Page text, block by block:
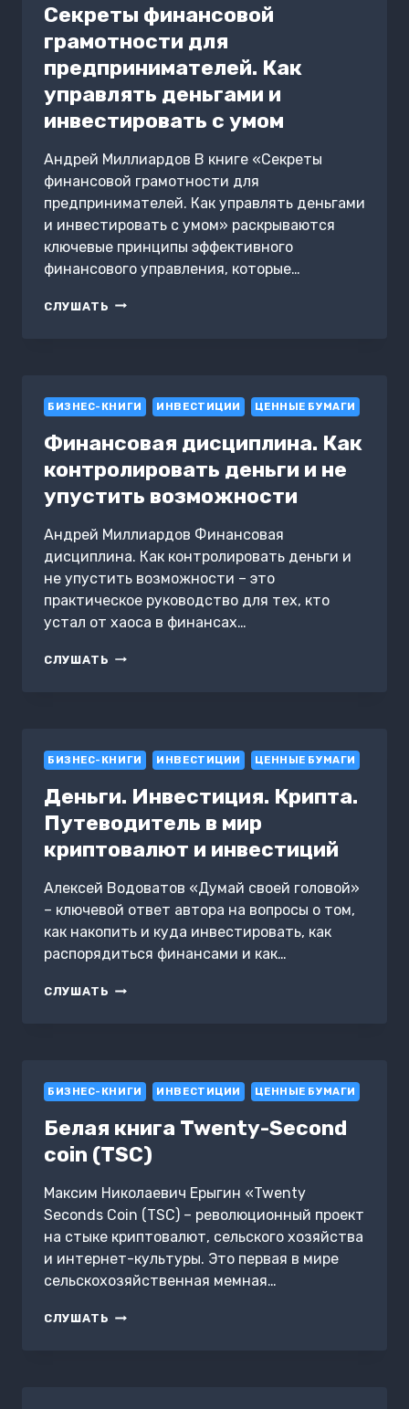
Секреты финансовой
грамотности для
предпринимателей. Как
управлять деньгами и
инвестировать с умом
Андрей Миллиардов В книге «Секреты
финансовой грамотности для
предпринимателей. Как управлять деньгами
и инвестировать с умом» раскрываются
ключевые принципы эффективного
финансового управления, которые…
СЛУШАТЬ СЕКРЕТЫ
УПРАВЛЯТЬ
И
С
УМОМ
БИЗНЕС-КНИГИ ИНВЕСТИЦИИ ЦЕННЫЕ БУМАГИ
Финансовая дисциплина. Как
контролировать деньги и не
упустить возможности
Андрей Миллиардов Финансовая
дисциплина. Как контролировать деньги и
не упустить возможности – это
практическое руководство для тех, кто
устал от хаоса в финансах…
СЛУШАТЬ ФИНАНСОВАЯ
НЕ
ВОЗМОЖНОСТИ
БИЗНЕС-КНИГИ ИНВЕСТИЦИИ ЦЕННЫЕ БУМАГИ
Деньги. Инвестиция. Крипта.
Путеводитель в мир
криптовалют и инвестиций
Алексей Водоватов «Думай своей головой»
– ключевой ответ автора на вопросы о том,
как накопить и куда инвестировать, как
распорядиться финансами и как…
СЛУШАТЬ ДЕНЬГИ.
КРИПТОВАЛЮТ
ИНВЕСТИЦИЙ
БИЗНЕС-КНИГИ ИНВЕСТИЦИИ ЦЕННЫЕ БУМАГИ
Белая книга Twenty-Second
coin (TSC)
Максим Николаевич Ерыгин «Twenty
Seconds Coin (TSC) – революционный проект
на стыке криптовалют, сельского хозяйства
и интернет-культуры. Это первая в мире
сельскохозяйственная мемная…
СЛУШАТЬ БЕЛАЯ